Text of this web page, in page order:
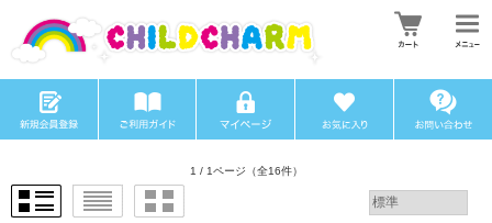
1 / 1ページ （全16件）